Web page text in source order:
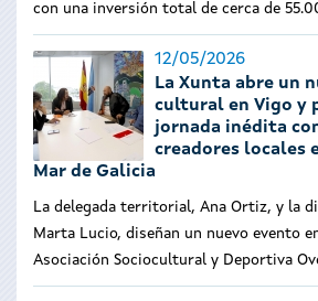
con una inversión total de cerca de
12/05/2026
La Xunta abre un
cultural en Vigo y
jornada inédita
creadores locales
Mar de Galicia
La delegada territorial, Ana Ortiz, y la
Marta Lucio, diseñan un nuevo evento
Asociación Sociocultural y Deportiva